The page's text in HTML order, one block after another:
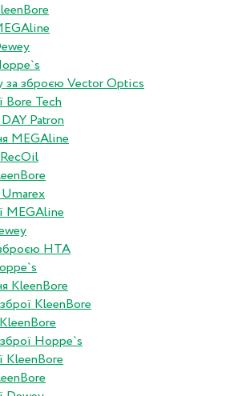
за зброєю Vector Optics
Tech
Patron
MEGAline
MEGAline
HTA
KleenBore
KleenBore
Hoppe`s
KleenBore